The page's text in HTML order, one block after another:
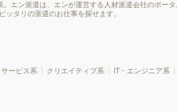
エン派遣は、エンが運営する人材派遣会社のポー
タリの派遣のお仕事を探せます。
ービス系 クリエイティブ系 IT・エンジニア系